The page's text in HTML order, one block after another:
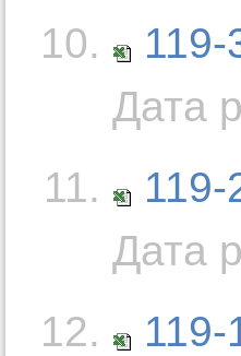
119-
Дата
119-
Дата
119-